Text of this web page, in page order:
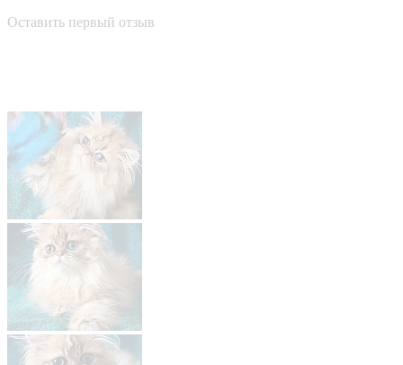
Оставить первый отзыв